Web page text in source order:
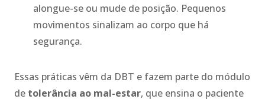
alongue-se ou mude de posição. Pequenos
movimentos sinalizam ao corpo que há
segurança.
Essas práticas vêm da DBT e fazem parte do módulo
de tolerância ao mal-estar, que ensina o paciente